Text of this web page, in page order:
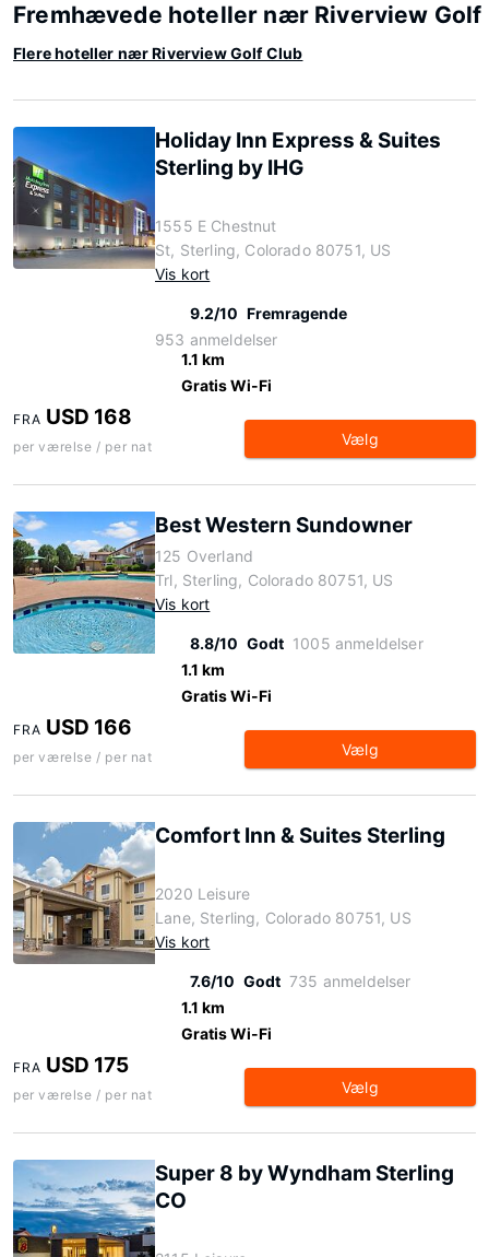
Fremhævede hoteller nær Riverview Golf
Flere hoteller nær Riverview Golf Club
Holiday Inn Express & Suites
Sterling by IHG
1555 E Chestnut
St, Sterling, Colorado 80751, US
Vis kort
9.2/10 Fremragende
953 anmeldelser
1.1 km
Gratis Wi-Fi
FRA USD 168
per værelse / per nat Vælg
Best Western Sundowner
125 Overland
Trl, Sterling, Colorado 80751, US
Vis kort
8.8/10 Godt 1005 anmeldelser
1.1 km
Gratis Wi-Fi
FRA USD 166
per værelse / per nat Vælg
Comfort Inn & Suites Sterling
2020 Leisure
Lane, Sterling, Colorado 80751, US
Vis kort
7.6/10 Godt 735 anmeldelser
1.1 km
Gratis Wi-Fi
FRA USD 175
per værelse / per nat Vælg
Super 8 by Wyndham Sterling
CO